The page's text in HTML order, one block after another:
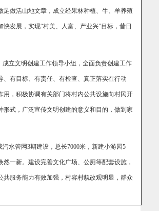
做活山地文章，成立经果林种植、牛、羊养殖
发展，实现“村美、人富、产业兴”目标，昔日
立文明创建工作领导小组，全面负责创建工作
有目标、有责任、有检查、真正落实在行动
，积极协调有关部门将村内公共设施向村民开
式，广泛宣传文明创建的意义和目的，做到家
水管网3期建设，总长7000米，新建小游园5
一新。建设完善文化广场、公厕等配套设施，
服务能力有效加强，村容村貌改观明显，群众